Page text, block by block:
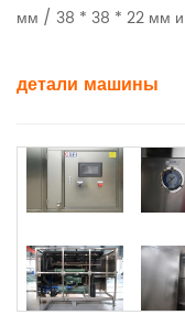
мм / 38 * 38 * 22 мм и
детали машины